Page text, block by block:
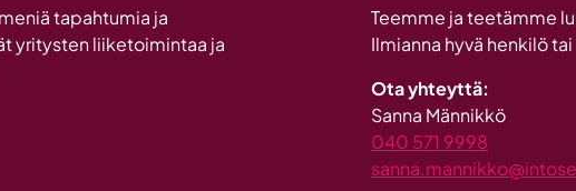
tapahtumia ja
yritysten liiketoimintaa ja
Teemme ja teetämme
Ilmianna hyvä henkilö
Ota yhteyttä:
Sanna Männikkö
040 571 9998